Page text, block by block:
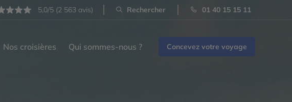
5,0/5 (2 563 avis) Rechercher 01 40 15 15 11
Nos croisières Qui sommes-nous ? Concevez votre voyage